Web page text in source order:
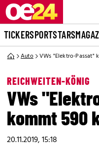
TICKERSPORTSTARS
Auto VWs "Elektro-Passat"
REICHWEITEN-KÖNIG
VWs
kommt 590
20.11.2019, 15:18